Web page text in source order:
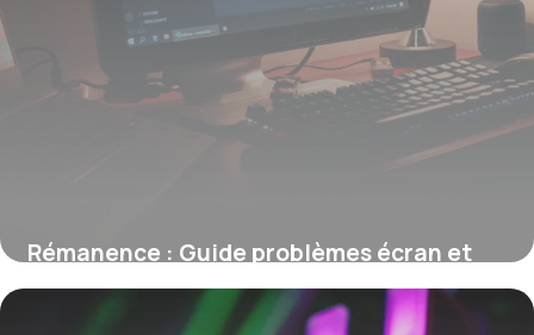
Rémanence : Guide problèmes écran et
solutions